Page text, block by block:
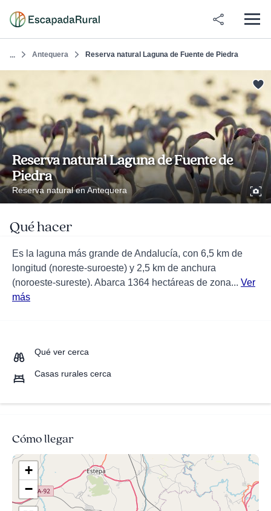
... Antequera Reserva natural Laguna de Fuente de Piedra
Reserva natural Laguna de Fuente de
Piedra
Reserva natural en Antequera
Qué hacer
Es la laguna más grande de Andalucía, con 6,5 km de
longitud (noreste-suroeste) y 2,5 km de anchura
(noroeste-sureste). Abarca 1364 hectáreas de zona... Ver
más
Qué ver cerca
Casas rurales cerca
Cómo llegar
+
−